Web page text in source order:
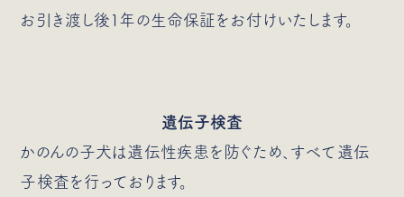
お引き渡し後1年の生命保証をお付けいたします。
遺伝子検査
かのんの子犬は遺伝性疾患を防ぐため、すべて遺伝
子検査を行っております。